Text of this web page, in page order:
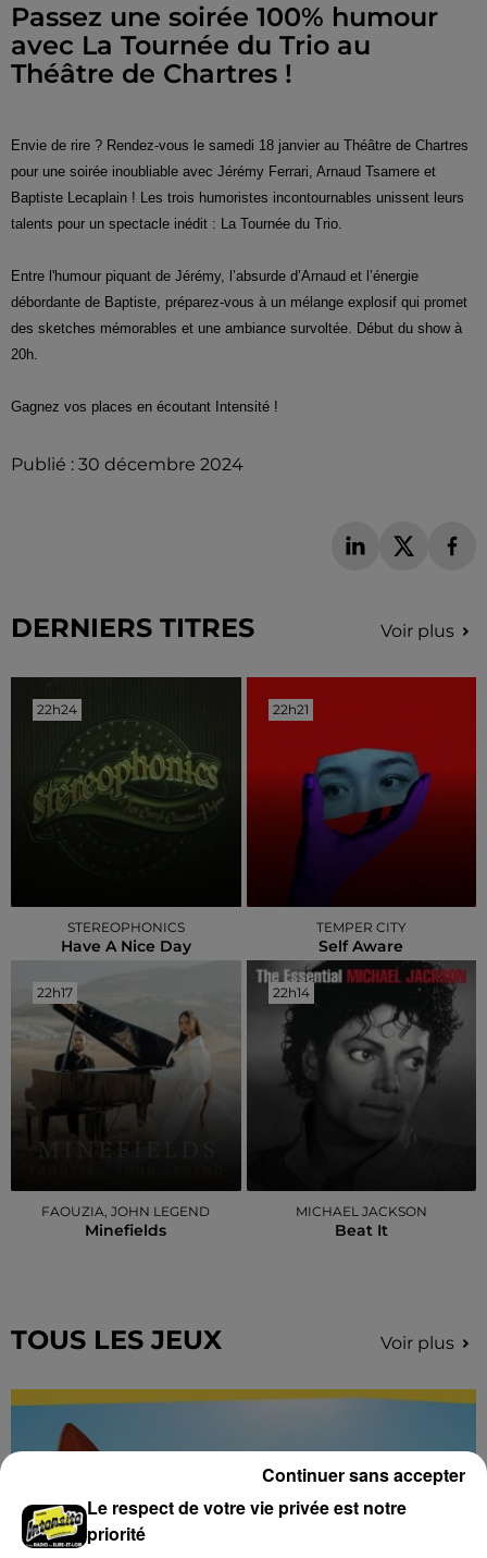
Passez une soirée 100% humour
avec La Tournée du Trio au
Théâtre de Chartres !
Envie de rire ? Rendez-vous le samedi 18 janvier au Théâtre de Chartres
pour une soirée inoubliable avec Jérémy Ferrari, Arnaud Tsamere et
Baptiste Lecaplain ! Les trois humoristes incontournables unissent leurs
talents pour un spectacle inédit : La Tournée du Trio.
Entre l'humour piquant de Jérémy, l’absurde d’Arnaud et l’énergie
débordante de Baptiste, préparez-vous à un mélange explosif qui promet
des sketches mémorables et une ambiance survoltée. Début du show à
20h.
Gagnez vos places en écoutant Intensité !
Publié : 30 décembre 2024
DERNIERS TITRES Voir plus
22h24
22h24
STEREOPHONICS
Have A Nice Day
22h21
22h21
TEMPER CITY
Self Aware
22h17
22h17
FAOUZIA, JOHN LEGEND
Minefields
22h14
22h14
MICHAEL JACKSON
Beat It
TOUS LES JEUX Voir plus
Le respect de votre vie privée est notre
priorité
Continuer sans accepter